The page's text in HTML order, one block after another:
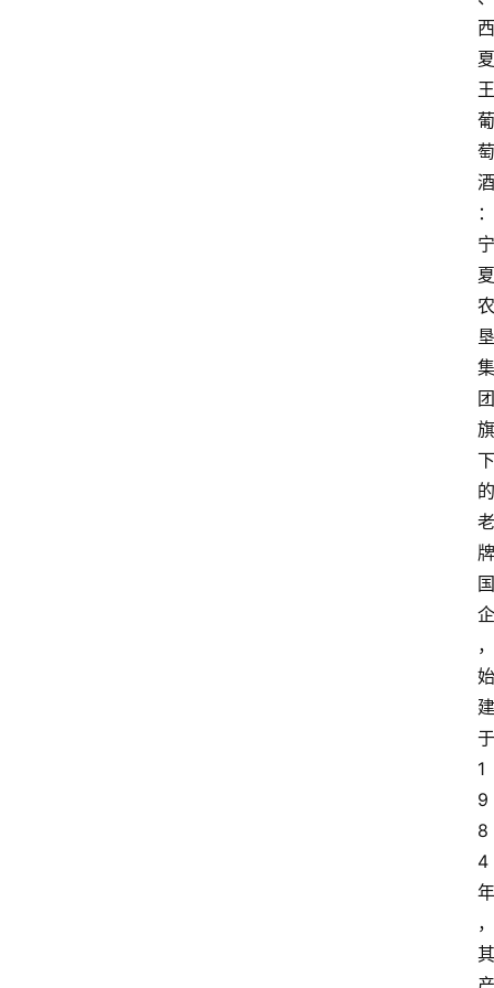
西
夏
王
葡
萄
酒
：
宁
夏
农
垦
集
团
旗
下
的
老
牌
国
企
，
始
建
于
1
9
8
4
年
，
其